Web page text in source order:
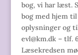
bog, vi har læst.
bog med hjem
oplysninger og
evl@km.dk – tlf.
Læsekredsen